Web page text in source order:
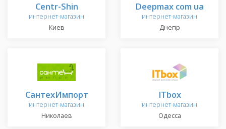
Centr-Shin
интернет-магазин
Киев
Deepmax com ua
интернет-магазин
Днепр
СантехИмпорт
интернет-магазин
Николаев
ITbox
интернет-магазин
Одесса